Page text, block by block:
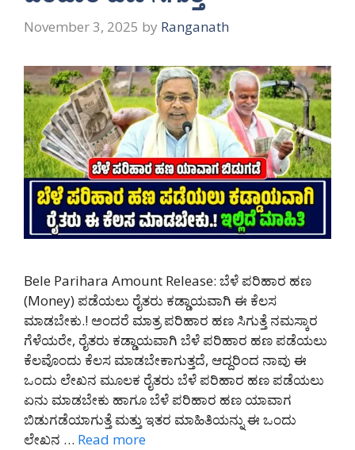
November 3, 2025 by Ranganath
Bele Parihara Amount Release: ಬೆಳೆ ಪರಿಹಾರ ಹಣ
(Money) ಪಡೆಯಲು ರೈತರು ಕಡ್ಡಾಯವಾಗಿ ಈ ಕೆಲಸ
ಮಾಡಬೇಕು.! ಅಂದರೆ ಮಾತ್ರ ಪರಿಹಾರ ಹಣ ಸಿಗುತ್ತೆ ನಮಸ್ಕಾರ
ಗೆಳೆಯರೇ, ರೈತರು ಕಡ್ಡಾಯವಾಗಿ ಬೆಳೆ ಪರಿಹಾರ ಹಣ ಪಡೆಯಲು
ಕೆಲವೊಂದು ಕೆಲಸ ಮಾಡಬೇಕಾಗುತ್ತದೆ, ಆದ್ದರಿಂದ ನಾವು ಈ
ಒಂದು ಲೇಖನ ಮೂಲಕ ರೈತರು ಬೆಳೆ ಪರಿಹಾರ ಹಣ ಪಡೆಯಲು
ಏನು ಮಾಡಬೇಕು ಹಾಗೂ ಬೆಳೆ ಪರಿಹಾರ ಹಣ ಯಾವಾಗ
ಬಿಡುಗಡೆಯಾಗುತ್ತೆ ಮತ್ತು ಇತರ ಮಾಹಿತಿಯನ್ನು ಈ ಒಂದು
ಲೇಖನ … Read more